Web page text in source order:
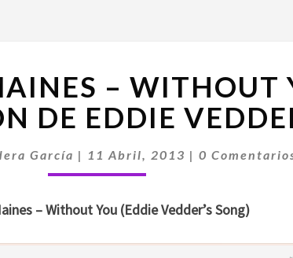
MAINES
–
WITHOUT
(CANCIÓN
EDDIE
VEDDER)
– WITHOUT
DE EDDIE
García | 11 Abril, 2013 |Comentarios
0
– Without You (Eddie Vedder’s Song)